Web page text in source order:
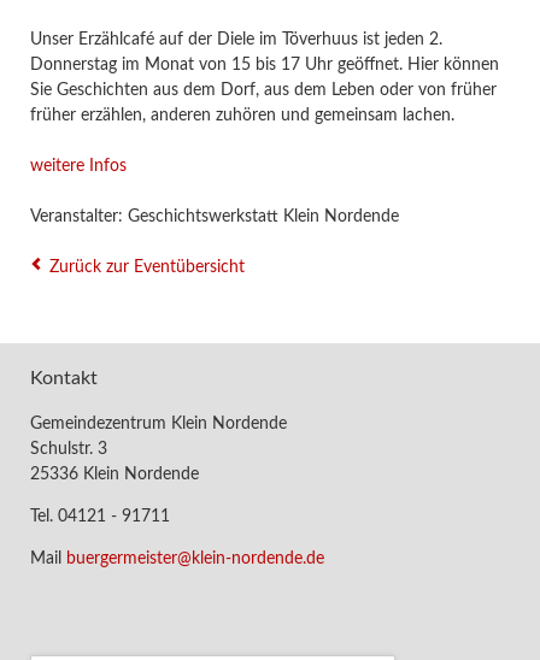
Unser Erzählcafé auf der Diele im Töverhuus ist jeden 2.
Donnerstag im Monat von 15 bis 17 Uhr geöffnet. Hier können
Sie Geschichten aus dem Dorf, aus dem Leben oder von früher
früher erzählen, anderen zuhören und gemeinsam lachen.
weitere Infos
Veranstalter: Geschichtswerkstatt Klein Nordende
Zurück zur Eventübersicht
Kontakt
Gemeindezentrum Klein Nordende
Schulstr. 3
25336 Klein Nordende
Tel. 04121 - 91711
Mail buergermeister@klein-nordende.de